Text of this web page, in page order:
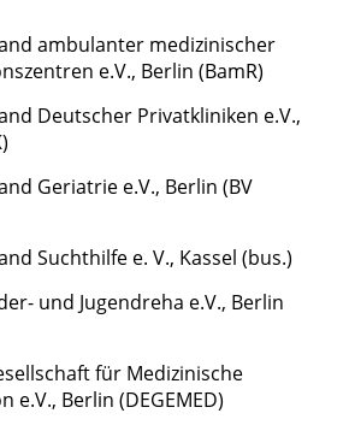
ambulanter medizinischer
e.V., Berlin (BamR)
Deutscher Privatkliniken e.V.,
Geriatrie e.V., Berlin (BV
Suchthilfe e. V., Kassel (bus.)
und Jugendreha e.V., Berlin
für Medizinische
e.V., Berlin (DEGEMED)